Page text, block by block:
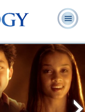
Preguntas
Frecuentes
Libros